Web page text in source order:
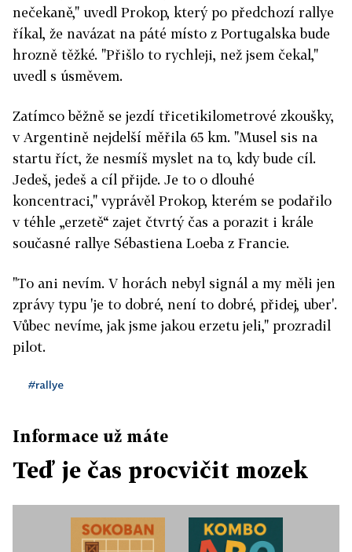
nečekaně," uvedl Prokop, který po předchozí rallye
říkal, že navázat na páté místo z Portugalska bude
hrozně těžké. "Přišlo to rychleji, než jsem čekal,"
uvedl s úsměvem.
Zatímco běžně se jezdí třicetikilometrové zkoušky,
v Argentině nejdelší měřila 65 km. "Musel sis na
startu říct, že nesmíš myslet na to, kdy bude cíl.
Jedeš, jedeš a cíl přijde. Je to o dlouhé
koncentraci," vyprávěl Prokop, kterém se podařilo
v téhle „erzetě“ zajet čtvrtý čas a porazit i krále
současné rallye Sébastiena Loeba z Francie.
"To ani nevím. V horách nebyl signál a my měli jen
zprávy typu 'je to dobré, není to dobré, přidej, uber'.
Vůbec nevíme, jak jsme jakou erzetu jeli," prozradil
pilot.
#rallye
Informace už máte
Teď je čas procvičit mozek